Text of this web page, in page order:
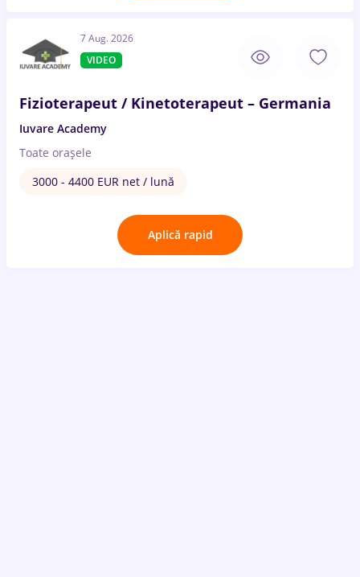
7 Aug. 2026
VIDEO
Fizioterapeut / Kinetoterapeut – Germania
Iuvare Academy
Toate oraşele
3000 - 4400 EUR net / lună
Aplică rapid